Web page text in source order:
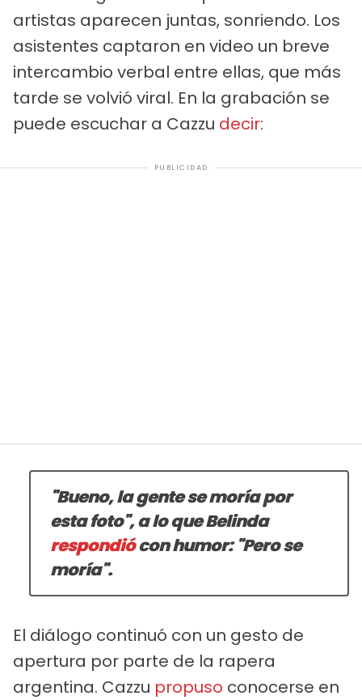
artistas aparecen juntas, sonriendo. Los
asistentes captaron en video un breve
intercambio verbal entre ellas, que más
tarde se volvió viral. En la grabación se
puede escuchar a Cazzu decir:
PUBLICIDAD
"Bueno, la gente se moría por
esta foto", a lo que Belinda
respondiócon humor: "Pero se
moría".
El diálogo continuó con un gesto de
apertura por parte de la rapera
argentina. Cazzu propuso conocerse en